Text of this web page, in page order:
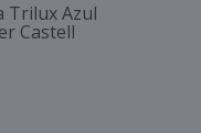
Trilux Azul
Castell